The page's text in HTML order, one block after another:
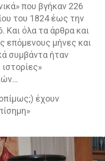
που βγήκαν 226
του 1824 έως την
Και όλα τα άρθρα και
επόμενους μήνες και
συμβάντα ήταν
έχουν